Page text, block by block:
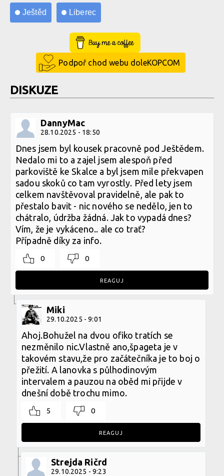
Ještěd Liberec
Buy Me a Coffee
Podpoř chod webu doleKOPCOM
DISKUZE
DannyMac
28.10.2025 - 18:50
Dnes jsem byl kousek pracovně pod Ještědem.
Nedalo mi to a zajel jsem alespoň před
parkoviště ke Skalce a byl jsem mile překvapen
sadou skoků co tam vyrostly. Před lety jsem
celkem navštěvoval pravidelně, ale pak to
přestalo bavit - nic nového se nedělo, jen to
chátralo, údržba žádná. Jak to vypadá dnes?
Vím, že je vykáceno.. ale co trať?
Případně díky za info.
0 0
REAGUJ
Miki
29.10.2025 - 9:01
Ahoj.Bohužel na dvou ofiko tratích se
nezměnilo nic.Vlastně ano,špageta je v
takovém stavu,že pro začátečníka je to boj o
přežití. A lanovka s půlhodinovým
intervalem a pauzou na oběd mi přijde v
dnešní době trochu mimo.
5 0
REAGUJ
Strejda Ričrd
29.10.2025 - 9:23